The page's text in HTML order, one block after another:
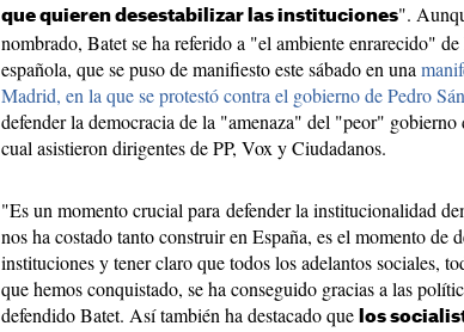
que quieren desestabilizar las instituciones".
nombrado, Batet se ha referido a "el ambiente enrarecido"
española, que se puso de manifiesto este sábado en una
Madrid, en la que se protestó contra el gobierno de Pedro
defender la democracia de la "amenaza" del "peor" gobierno
cual asistieron dirigentes de PP, Vox y Ciudadanos.
"Es un momento crucial para defender la institucionalidad
nos ha costado tanto construir en España, es el momento de
instituciones y tener claro que todos los adelantos sociales,
que hemos conquistado, se ha conseguido gracias a las
defendido Batet. Así también ha destacado que los